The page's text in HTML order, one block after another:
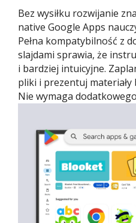
Bez wysiłku rozwijanie
native Google Apps
Pełna kompatybilność z
slajdami sprawia, że
i bardziej intuicyjne.
pliki i prezentuj materiały
Nie wymaga